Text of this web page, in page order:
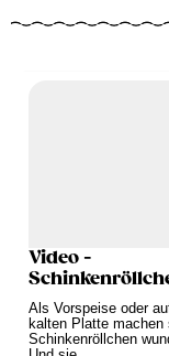
Video -
Als Vorspeise oder
kalten Platte machen
Schinkenröllchen